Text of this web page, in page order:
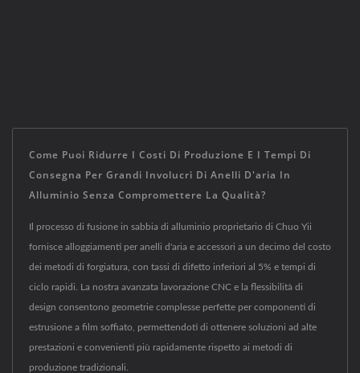
Come Puoi Ridurre I Costi Di Produzione E I Tempi Di
Consegna Per Grandi Involucri Di Anelli D'aria In
Alluminio Senza Compromettere La Qualità?
Il processo di fusione in sabbia di alluminio proprietario di Chuo Yii
fornisce alloggiamenti per anelli d'aria e accessori a un decimo del costo
dei metodi di forgiatura, con tassi di difetto inferiori al 5% e tempi di
ciclo rapidi. La nostra avanzata lavorazione CNC e la flessibilità di
design consentono geometrie complesse perfette per componenti di
estrusione a film soffiato, permettendoti di ottenere soluzioni ad alte
prestazioni e convenienti più rapidamente rispetto ai metodi di
produzione tradizionali.